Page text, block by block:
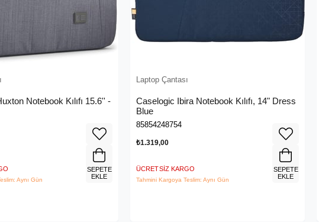
Notebook Kılıfı 15.6'' -
Aynı Gün
SEPETE
EKLE
Laptop Çantası
Caselogic Ibira Notebook Kılıfı, 14" Dress
Blue
85854248754
₺1.319,00
ÜCRETSIZ KARGO
Tahmini Kargoya Teslim: Aynı Gün
SEPETE
EKLE